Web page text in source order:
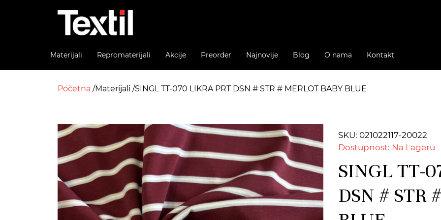
Materijali Repromaterijali Akcije Preorder Najnovije Blog O nama Kontakt
Početna Materijali SINGL TT-070 LIKRA PRT DSN # STR # MERLOT BABY BLUE
SKU: 021022117-20022
Dostupnost: Na Lageru
SINGL TT-
DSN # STR